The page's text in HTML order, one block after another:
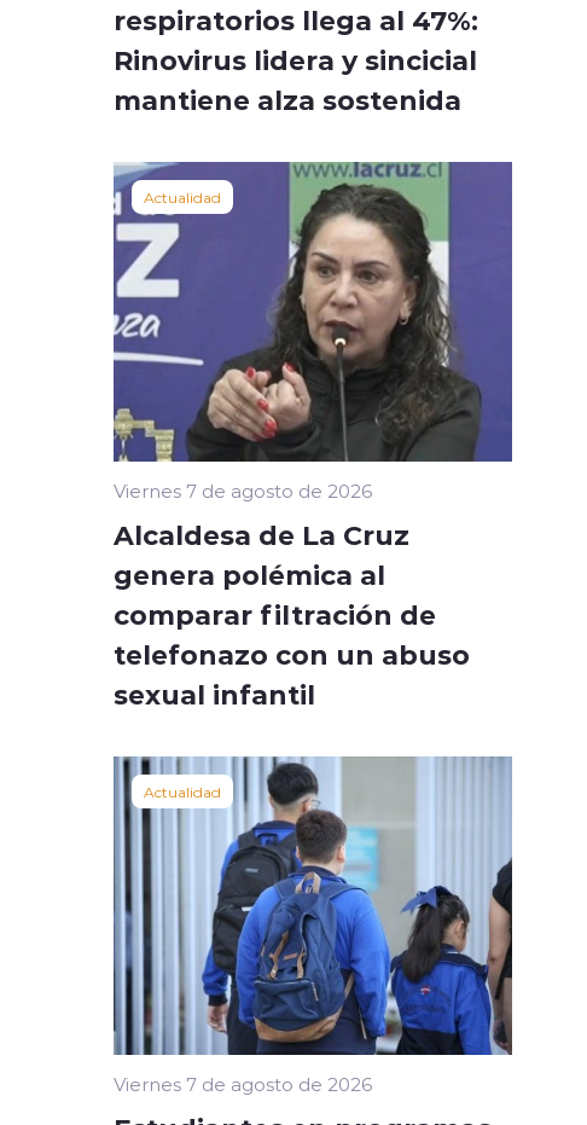
respiratorios llega al 47%:
Rinovirus lidera y sincicial
mantiene alza sostenida
Actualidad
Viernes 7 de agosto de 2026
Alcaldesa de La Cruz
genera polémica al
comparar filtración de
telefonazo con un abuso
sexual infantil
Actualidad
Viernes 7 de agosto de 2026